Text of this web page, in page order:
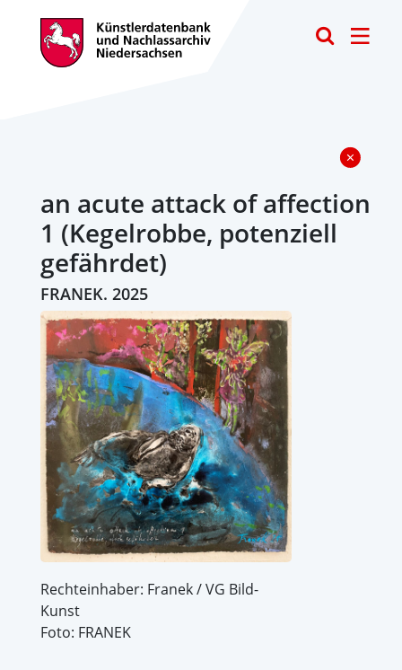
an acute attack of affection
1 (Kegelrobbe, potenziell
gefährdet)
FRANEK. 2025
Rechteinhaber: Franek / VG Bild-
Kunst
Foto: FRANEK